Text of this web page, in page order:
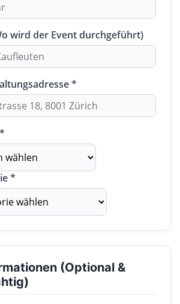
wird der Event durchgeführt)
*
*
(Optional &